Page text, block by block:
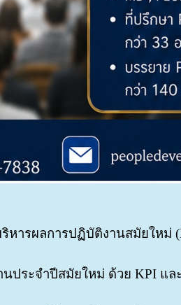
รผลการปฏิบัติงานสมัยใหม่
ระจำปีสมัยใหม่ ด้วย KPI และ